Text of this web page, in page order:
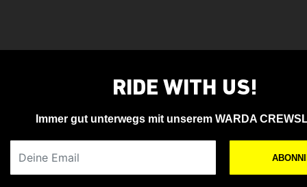
RIDE WITH US!
Immer gut unterwegs mit unserem WARDA